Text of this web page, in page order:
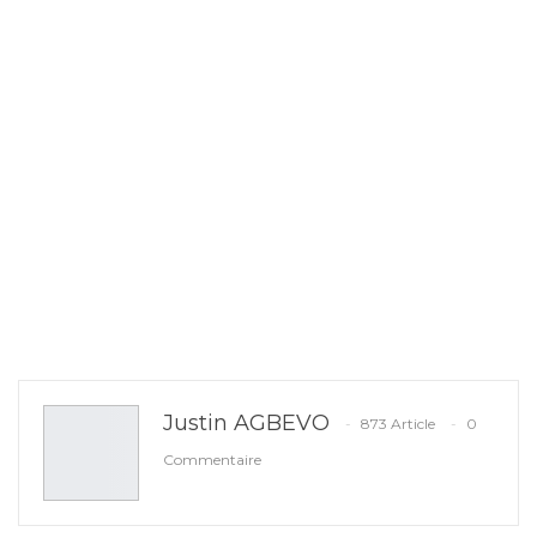
Justin AGBEVO 873 Article
0
Commentaire